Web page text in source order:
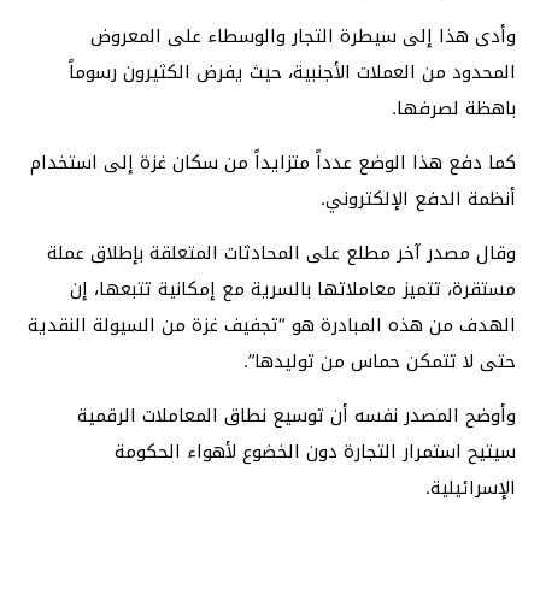
وأدى هذا إلى سيطرة التجار والوسطاء على المعروض
المحدود من العملات الأجنبية، حيث يفرض الكثيرون رسوماً
باهظة لصرفها.
كما دفع هذا الوضع عدداً متزايداً من سكان غزة إلى استخدام
أنظمة الدفع الإلكتروني.
وقال مصدر آخر مطلع على المحادثات المتعلقة بإطلاق عملة
مستقرة، تتميز معاملاتها بالسرية مع إمكانية تتبعها، إن
الهدف من هذه المبادرة هو “تجفيف غزة من السيولة النقدية
حتى لا تتمكن حماس من توليدها”.
وأوضح المصدر نفسه أن توسيع نطاق المعاملات الرقمية
سيتيح استمرار التجارة دون الخضوع لأهواء الحكومة
الإسرائيلية.